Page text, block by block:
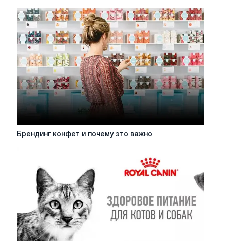
экспертизу
мед
оборудования
для
суда?
Брендинг
важно
Брендинг конфет и почему это важно